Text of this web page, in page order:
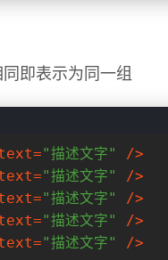
即表示为同一组
="描述文字"
/>
="描述文字"
/>
="描述文字"
/>
="描述文字"
/>
="描述文字" />